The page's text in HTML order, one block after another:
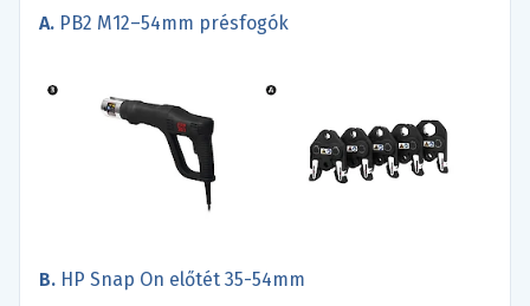
A. PB2 M12–54mm présfogók
B. HP Snap On előtét 35-54mm